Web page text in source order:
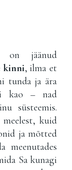
on jäänud
kinni, ilma et
tunda ja ära
kao – nad
süsteemis.
kuid
ja mõtted
meenutades
Sa kunagi